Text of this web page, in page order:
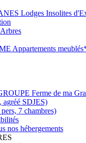
Lodges Insolites
Appartements
Ferme de ma
SDJES)
7 chambres)
nos hébergements